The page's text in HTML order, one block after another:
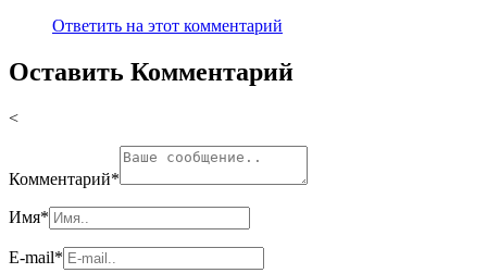
Ответить на этот комментарий
Оставить Комментарий
<
Комментарий*
Имя*
E-mail*